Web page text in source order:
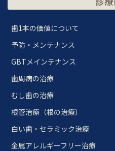
歯1本の価値について
予防・メンテナンス
GBTメインテナンス
歯周病の治療
むし歯の治療
根管治療（根の治療）
白い歯・セラミック治療
金属アレルギーフリー治療